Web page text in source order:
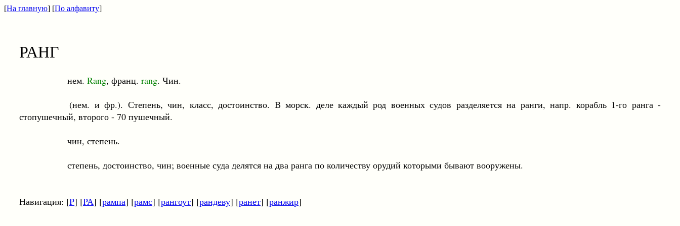
[На главную] [По алфавиту]
РАНГ
нем. Rang, франц. rang. Чин.
(нем. и фр.). Степень, чин, класс, достоинство. В морск. деле каждый род военных судов разделяется на ранги, напр. корабль 1-го ранга -
стопушечный, второго - 70 пушечный.
чин, степень.
степень, достоинство, чин; военные суда делятся на два ранга по количеству орудий которыми бывают вооружены.
Навигация: [Р] [РА] [рампа] [рамс] [рангоут] [рандеву] [ранет] [ранжир]